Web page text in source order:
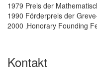
1979 Preis der
1990 Förderpreis der
2000 ‚Honorary Founding
Kontakt